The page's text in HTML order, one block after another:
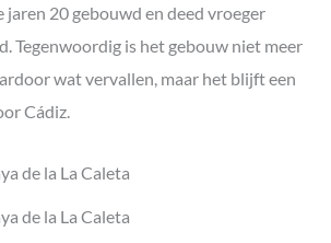
jaren 20 gebouwd en deed vroeger
Tegenwoordig is het gebouw niet meer
wat vervallen, maar het blijft een
Cádiz.